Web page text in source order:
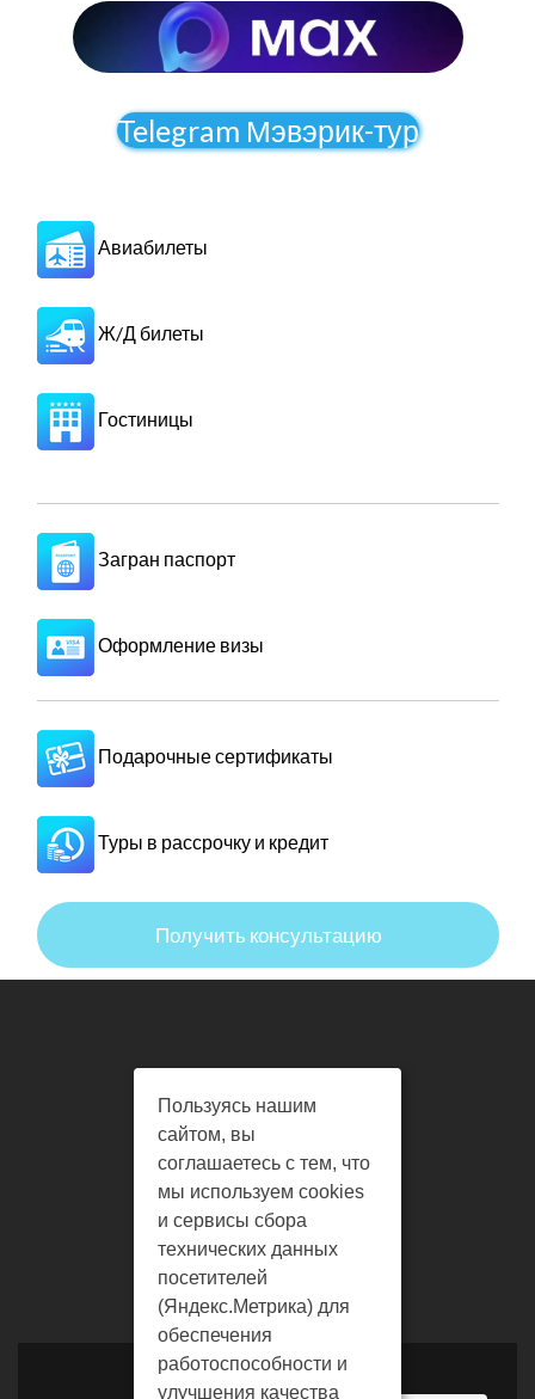
Telegram Мэвэрик-тур
Авиабилеты
Ж/Д билеты
Гостиницы
Загран паспорт
Оформление визы
Подарочные сертификаты
Туры в рассрочку и кредит
Получить консультацию
Пользуясь нашим
сайтом, вы
соглашаетесь с тем, что
мы используем cookies
и сервисы сбора
технических данных
посетителей
(Яндекс.Метрика) для
обеспечения
работоспособности и
улучшения качества
д.40-а, оф.2
mavericktour@mail.ru
8 (920)903-86-80
8 (4922) 34-89-55
8 (4922) 37-08-57